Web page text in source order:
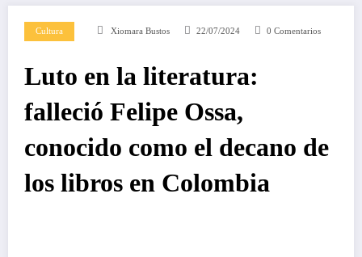
Cultura Xiomara Bustos 22/07/2024 0 Comentarios
Luto en la literatura:
falleció Felipe Ossa,
conocido como el decano de
los libros en Colombia